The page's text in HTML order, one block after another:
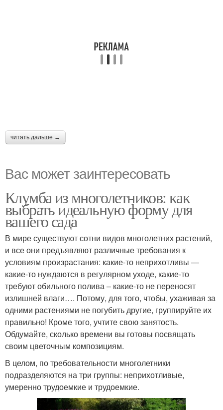
читать дальше →
Вас может заинтересовать
Клумба из многолетников: как
выбрать идеальную форму для
вашего сада
В мире существуют сотни видов многолетних растений,
и все они предъявляют различные требования к
условиям произрастания: какие-то неприхотливы —
какие-то нуждаются в регулярном уходе, какие-то
требуют обильного полива – какие-то не переносят
излишней влаги…. Потому, для того, чтобы, ухаживая за
одними растениями не погубить другие, группируйте их
правильно! Кроме того, учтите свою занятость.
Обдумайте, сколько времени вы готовы посвящать
своим цветочным композициям.
В целом, по требовательности многолетники
подразделяются на три группы: неприхотливые,
умеренно трудоемкие и трудоемкие.